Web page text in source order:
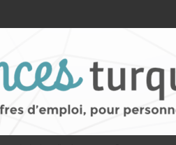
personnes sourdes et malentendantes